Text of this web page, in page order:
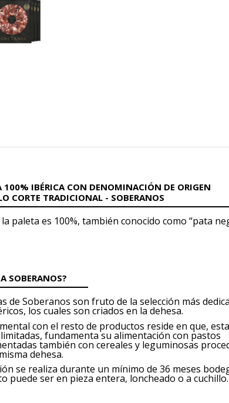
100% IBÉRICA CON DENOMINACIÓN DE ORIGEN
CORTE TRADICIONAL - SOBERANOS
la paleta es 100%, también conocido como “pata
SOBERANOS?
de Soberanos son fruto de la selección más
los cuales son criados en la dehesa.
con el resto de productos reside en que, esta
fundamenta su alimentación con pastos
también con cereales y leguminosas
dehesa.
se realiza durante un mínimo de 36 meses
puede ser en pieza entera, loncheado o a cuchillo.